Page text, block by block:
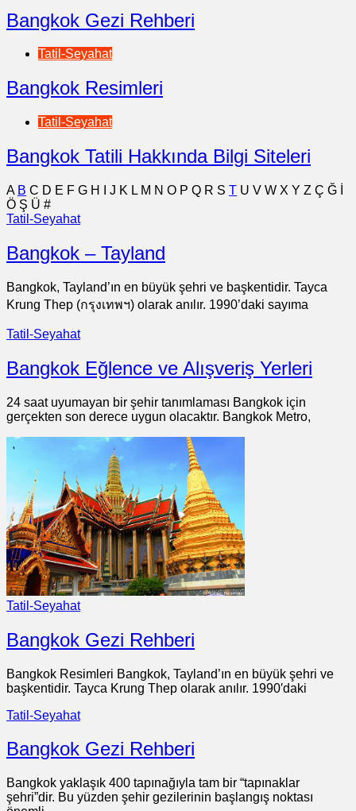
Bangkok Gezi Rehberi
Tatil-Seyahat
Bangkok Resimleri
Tatil-Seyahat
Bangkok Tatili Hakkında Bilgi Siteleri
A B C D E F G H J K L M N O P Q R S T U V W X Y Z Ç Ğ
Ö Ş Ü #
Tatil-Seyahat
Bangkok – Tayland
Bangkok, Tayland’ın en büyük şehri ve başkentidir. Tayca
Krung Thep (กรุงเทพฯ) olarak anılır. 1990’daki sayıma
Tatil-Seyahat
Bangkok Eğlence ve Alışveriş Yerleri
24 saat uyumayan bir şehir tanımlaması Bangkok için
gerçekten son derece uygun olacaktır. Bangkok Metro,
Tatil-Seyahat
Bangkok Gezi Rehberi
Bangkok Resimleri Bangkok, Tayland’ın en büyük şehri ve
başkentidir. Tayca Krung Thep olarak anılır. 1990′daki
Tatil-Seyahat
Bangkok Gezi Rehberi
Bangkok yaklaşık 400 tapınağıyla tam bir “tapınaklar
şehri”dir. Bu yüzden şehir gezilerinin başlangış noktası